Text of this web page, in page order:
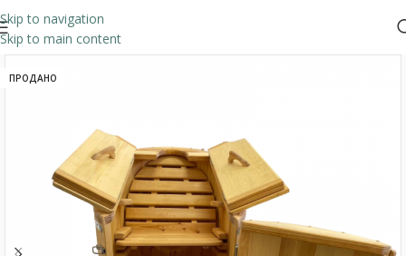
Skip to navigation
Skip to main content
ПРОДАНО